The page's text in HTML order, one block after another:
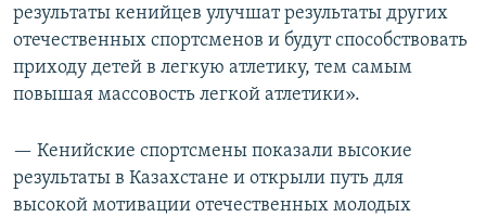
результаты кенийцев улучшат результаты других
отечественных спортсменов и будут способствовать
приходу детей в легкую атлетику, тем самым
повышая массовость легкой атлетики».
— Кенийские спортсмены показали высокие
результаты в Казахстане и открыли путь для
высокой мотивации отечественных молодых